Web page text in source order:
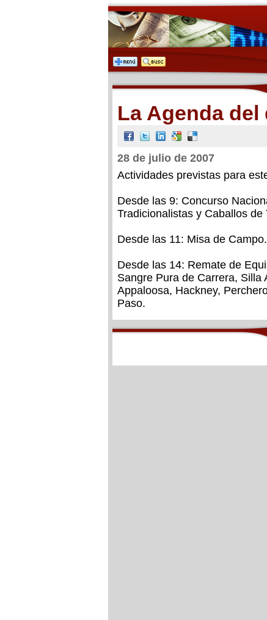
La Agenda
28 de julio de 2007
Actividades previstas para
Desde las 9: Concurso
Tradicionalistas y Caballos de
Desde las 11: Misa de Campo.
Desde las 14: Remate de
Sangre Pura de Carrera, Silla
Appaloosa, Hackney,
Paso.